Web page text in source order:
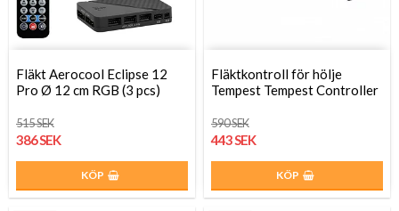
Fläkt Aerocool Eclipse 12
Pro Ø 12 cm RGB (3 pcs)
515 SEK
386 SEK
KÖP
Fläktkontroll för hölje
Tempest Tempest Controller
590 SEK
443 SEK
KÖP